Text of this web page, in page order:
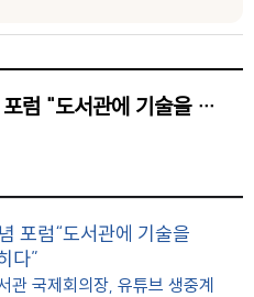
제58회 도서관주간 기념 포럼 "도서관에 기술을 입히다"
포럼“도서관에 기술을
다”
관 국제회의장, 유튜브 생중계